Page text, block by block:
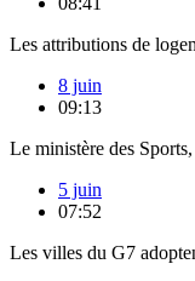
Les attributions de
8 juin
09:13
Le ministère des
5 juin
07:52
Les villes du G7